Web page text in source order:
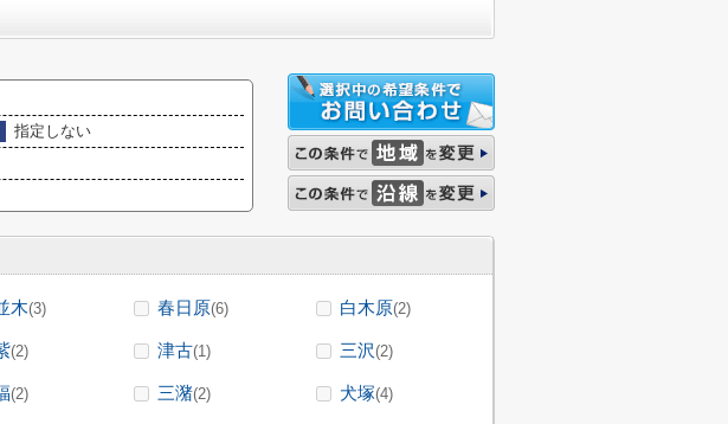
指定しない
木(3) 春日原(6) 白木原(2)
(2) 津古(1) 三沢(2)
(2) 三潴(2) 犬塚(4)